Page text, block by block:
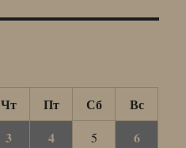
Чт Пт Сб Вс
3 4 5
6